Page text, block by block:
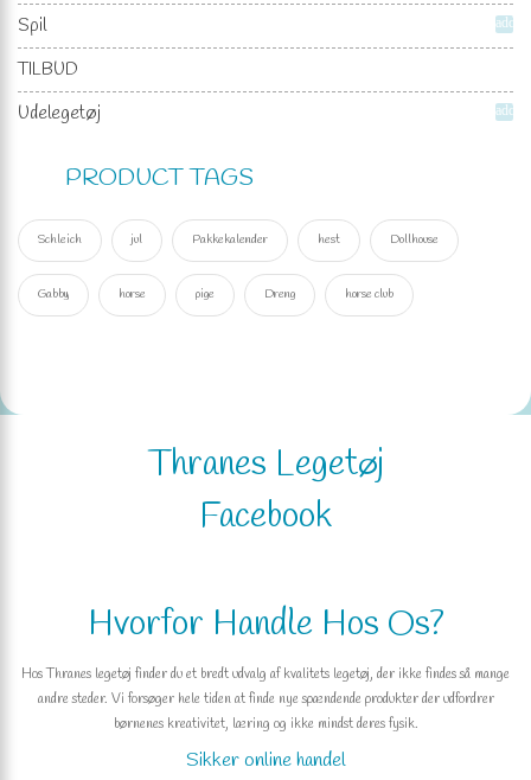
Spil
add
TILBUD
Udelegetøj
add
PRODUCT TAGS
Schleich jul Pakkekalender hest Dollhouse
Gabby horse pige Dreng horse club
Thranes Legetøj
Facebook
Hvorfor Handle Hos Os?
Hos Thranes legetøj finder du et bredt udvalg af kvalitets legetøj, der ikke findes så mange
andre steder. Vi forsøger hele tiden at finde nye spændende produkter der udfordrer
børnenes kreativitet, læring og ikke mindst deres fysik.
Sikker online handel